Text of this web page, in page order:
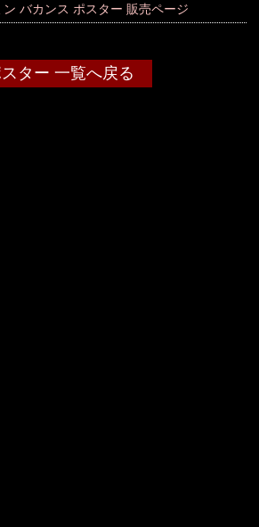
ン バカンス ポスター 販売ページ
ター 一覧へ戻る